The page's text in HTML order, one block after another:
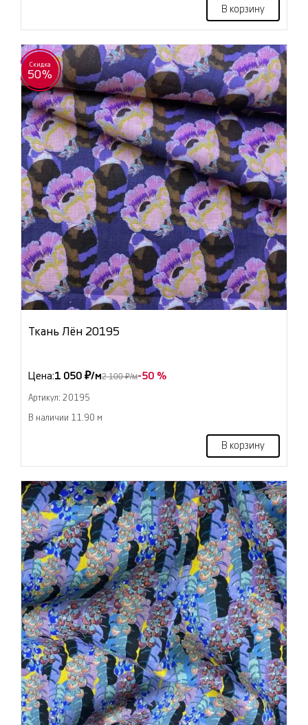
В корзину
Скидка
50%
Ткань Лён 20195
Цена:1 050 ₽/м2 100 ₽/м-50 %
Артикул: 20195
В наличии 11.90 м
В корзину